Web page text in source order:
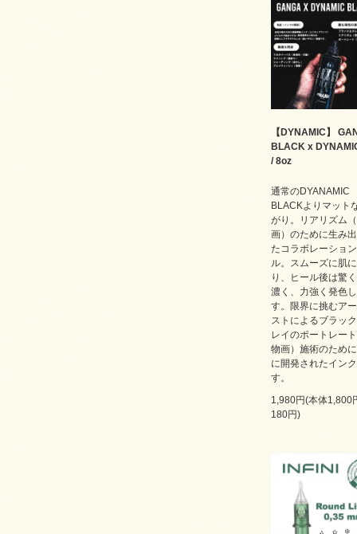
【DYNAMIC】
BLACK x
/ 8oz
通常のDYANAMIC
BLACKよりマット
がり。リアリズム
画）のために生み
たコラボレーショ
ル。スムーズに肌
り、ヒール後は驚
濃く、力強く発色
す。限界に挑むア
ストによるブラッ
レイのポートレー
物画）施術のため
に開発されたイン
す。
1,980円(本体1,800
180円)